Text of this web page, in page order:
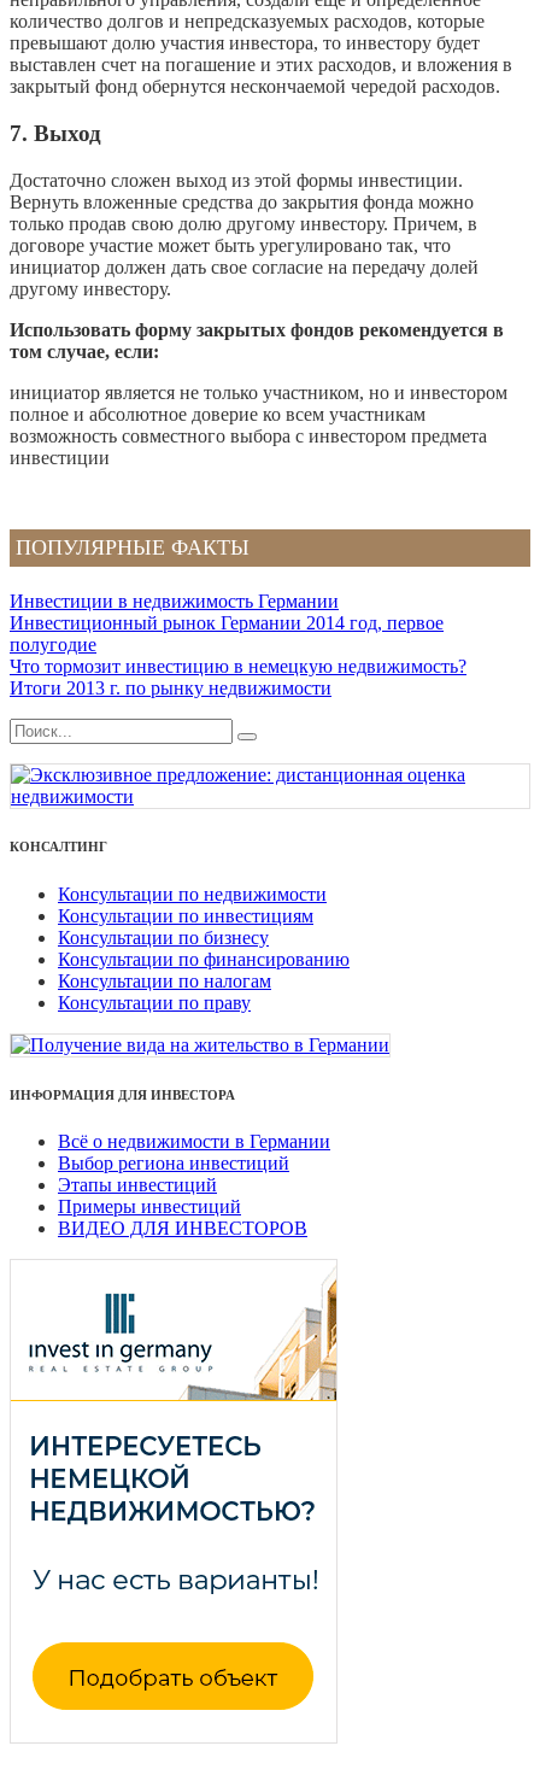
количество долгов и непредсказуемых расходов, которые
превышают долю участия инвестора, то инвестору будет
выставлен счет на погашение и этих расходов, и вложения в
закрытый фонд обернутся нескончаемой чередой расходов.
7. Выход
Достаточно сложен выход из этой формы инвестиции.
Вернуть вложенные средства до закрытия фонда можно
только продав свою долю другому инвестору. Причем, в
договоре участие может быть урегулировано так, что
инициатор должен дать свое согласие на передачу долей
другому инвестору.
Использовать форму закрытых фондов рекомендуется в
том случае, если:
инициатор является не только участником, но и инвестором
полное и абсолютное доверие ко всем участникам
возможность совместного выбора с инвестором предмета
инвестиции
ПОПУЛЯРНЫЕ ФАКТЫ
Инвестиции в недвижимость Германии
Инвестиционный рынок Германии 2014 год, первое
полугодие
Что тормозит инвестицию в немецкую недвижимость?
Итоги 2013 г. по рынку недвижимости
КОНСАЛТИНГ
Консультации по недвижимости
Консультации по инвестициям
Консультации по бизнесу
Консультации по финансированию
Консультации по налогам
Консультации по праву
ИНФОРМАЦИЯ ДЛЯ ИНВЕСТОРА
Всё о недвижимости в Германии
Выбор региона инвестиций
Этапы инвестиций
Примеры инвестиций
ВИДЕО ДЛЯ ИНВЕСТОРОВ